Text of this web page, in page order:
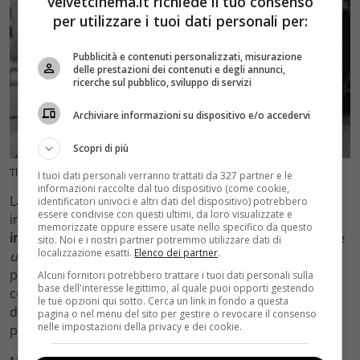
The Bear, attori(Foto da IG @_cinepak_ velvetcinema.it)
La serie, sin dalla sua prima puntata, ha ottenuto
importantissimi ascolti al punto tale da calcolare un
indice di gradimento pari al 100%. È stata definita come
un mix perfetto di ingredienti. Inoltre ciò che piace
particolarmente allo spettatore è di non doversi
concentrare per un’ora intera, in quanto gli episodi
della prima stagione sono all’incirca di mezz’ora. E ogni
personaggio ha la sua dose di popolarità.
per utilizzare i tuoi dati personali per:
Pubblicità e contenuti personalizzati, misurazione
delle prestazioni dei contenuti e degli annunci,
ricerche sul pubblico, sviluppo di servizi
Archiviare informazioni su dispositivo e/o accedervi
Scopri di più
I tuoi dati personali verranno trattati da 327 partner e le
informazioni raccolte dal tuo dispositivo (come cookie,
identificatori univoci e altri dati del dispositivo) potrebbero
essere condivise con questi ultimi, da loro visualizzate e
memorizzate oppure essere usate nello specifico da questo
sito. Noi e i nostri partner potremmo utilizzare dati di
localizzazione esatti. Elenco dei partner.
Alcuni fornitori potrebbero trattare i tuoi dati personali sulla
base dell'interesse legittimo, al quale puoi opporti gestendo
le tue opzioni qui sotto. Cerca un link in fondo a questa
pagina o nel menu del sito per gestire o revocare il consenso
nelle impostazioni della privacy e dei cookie.